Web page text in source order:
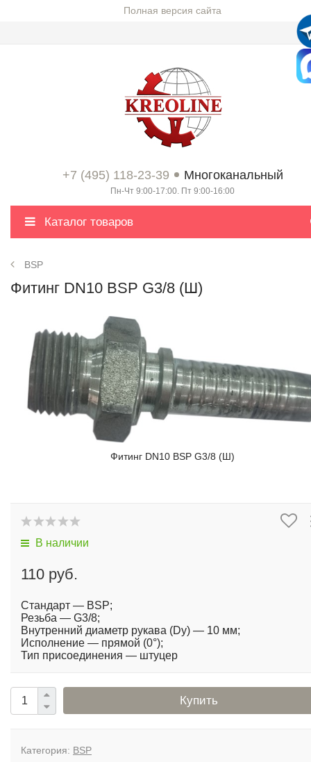
Полная версия сайта
+7 (495) 118-23-39 Многоканальный
Пн-Чт 9:00-17:00. Пт 9:00-16:00
Каталог товаров
BSP
Фитинг DN10 BSP G3/8 (Ш)
Фитинг DN10 BSP G3/8 (Ш)
В наличии
110 руб.
Стандарт — BSP;
Резьба — G3/8;
Внутренний диаметр рукава (Dy) — 10 мм;
Исполнение — прямой (0°);
Тип присоединения — штуцер
Купить
Категория: BSP